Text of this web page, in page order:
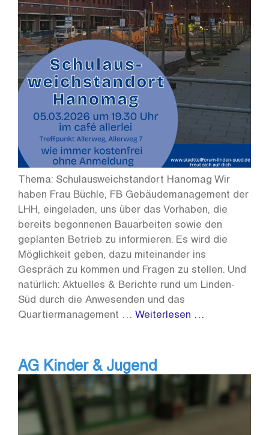
Thema: Schulausweichstandort Hanomag Wir
haben Frau Büchle, FB Gebäudemanagement der
LHH, eingeladen, uns über das Vorhaben, die
bereits begonnenen Bauarbeiten sowie den
geplanten Betrieb zu informieren. Es wird die
Möglichkeit geben, dazu miteinander ins
Gespräch zu kommen und Fragen zu stellen. Und
natürlich: Aktuelles & Berichte rund um Linden-
Süd durch die Anwesenden und das
Quartiermanagement … Weiterlesen …
AG Kinder & Jugend